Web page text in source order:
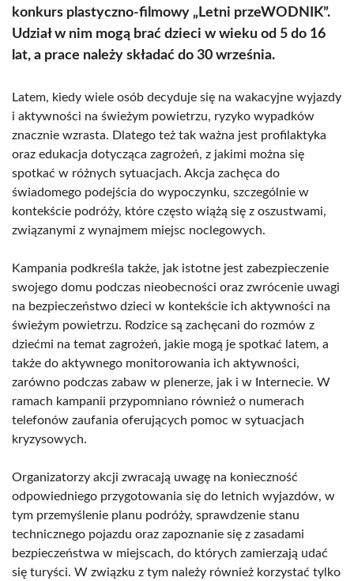
konkurs plastyczno-filmowy „Letni przeWODNIK”.
Udział w nim mogą brać dzieci w wieku od 5 do 16
lat, a prace należy składać do 30 września.
Latem, kiedy wiele osób decyduje się na wakacyjne wyjazdy
i aktywności na świeżym powietrzu, ryzyko wypadków
znacznie wzrasta. Dlatego też tak ważna jest profilaktyka
oraz edukacja dotycząca zagrożeń, z jakimi można się
spotkać w różnych sytuacjach. Akcja zachęca do
świadomego podejścia do wypoczynku, szczególnie w
kontekście podróży, które często wiążą się z oszustwami,
związanymi z wynajmem miejsc noclegowych.
Kampania podkreśla także, jak istotne jest zabezpieczenie
swojego domu podczas nieobecności oraz zwrócenie uwagi
na bezpieczeństwo dzieci w kontekście ich aktywności na
świeżym powietrzu. Rodzice są zachęcani do rozmów z
dziećmi na temat zagrożeń, jakie mogą je spotkać latem, a
także do aktywnego monitorowania ich aktywności,
zarówno podczas zabaw w plenerze, jak i w Internecie. W
ramach kampanii przypomniano również o numerach
telefonów zaufania oferujących pomoc w sytuacjach
kryzysowych.
Organizatorzy akcji zwracają uwagę na konieczność
odpowiedniego przygotowania się do letnich wyjazdów, w
tym przemyślenie planu podróży, sprawdzenie stanu
technicznego pojazdu oraz zapoznanie się z zasadami
bezpieczeństwa w miejscach, do których zamierzają udać
się turyści. W związku z tym należy również korzystać tylko